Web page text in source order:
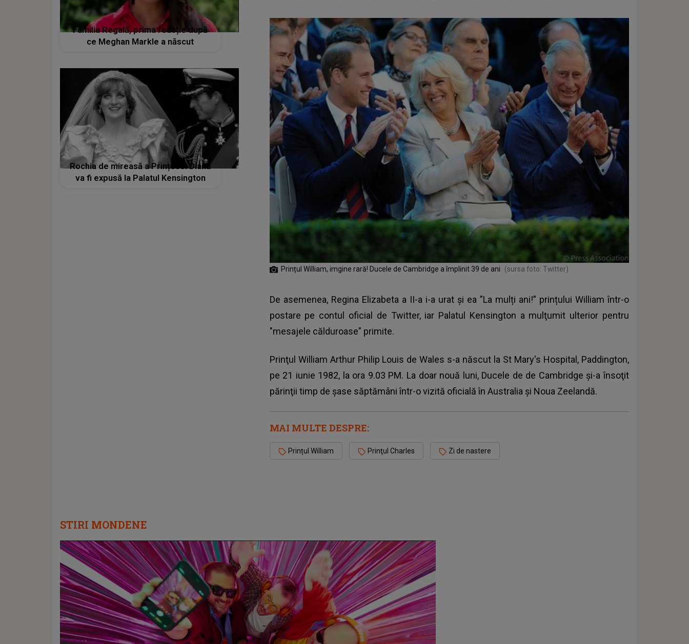
Prințul William, imgine rară! Ducele de Cambridge a împlinit 39 de ani (sursa foto: Twitter)
De asemenea, Regina Elizabeta a II-ai-a urat și ea ”La mulți ani!” prințului William într-o
postare pe contul oficial de Twitter, iar Palatul Kensington a mulţumit ulterior pentru
"mesajele călduroase" primite.
Prinţul William Arthur Philip Louis de Wales s-a născut la St Mary's Hospital, Paddington,
pe 21 iunie 1982, la ora 9.03 PM. La doar nouă luni, Ducele de de Cambridge şi-a însoţit
părinţii timp de şase săptămâni într-o vizită oficială în Australia şi Noua Zeelandă.
MAI MULTE DESPRE:
Prințul William Prinţul Charles Zi de nastere
Familia Regală, prima reacție după
ce Meghan Markle a născut
Rochia de mireasă a Prințesei Diana
va fi expusă la Palatul Kensington
STIRI MONDENE